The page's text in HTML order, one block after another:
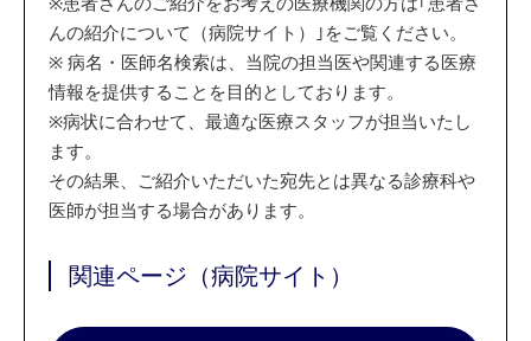
んの紹介について（病院サイト）｣をご覧ください。
※ 病名・医師名検索は、当院の担当医や関連する医療
情報を提供することを目的としております。
※病状に合わせて、最適な医療スタッフが担当いたし
ます。
その結果、ご紹介いただいた宛先とは異なる診療科や
医師が担当する場合があります。
関連ページ（病院サイト）